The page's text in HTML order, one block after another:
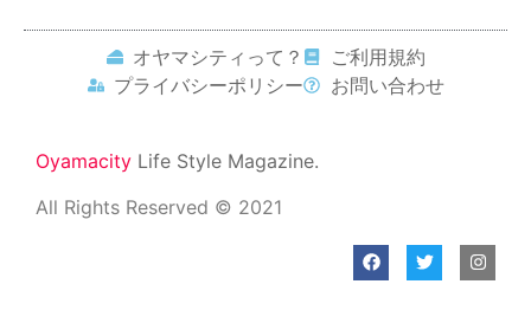
オヤマシティって？
ご利用規約
プライバシーポリシー
お問い合わせ
Oyamacity Life Style Magazine.
All Rights Reserved © 2021